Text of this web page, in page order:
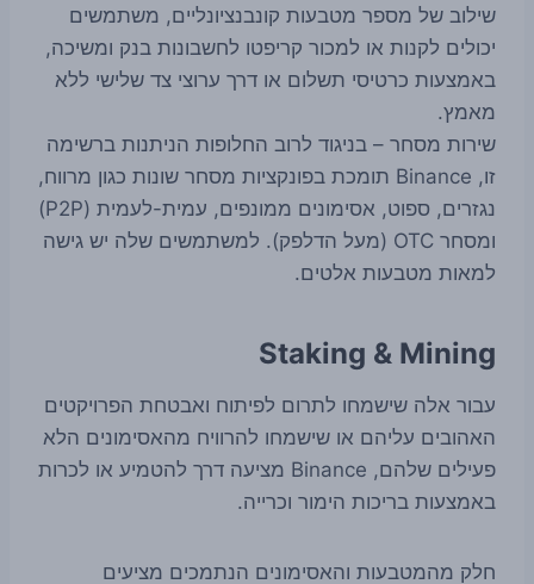
שילוב של מספר מטבעות קונבנציונליים, משתמשים
יכולים לקנות או למכור קריפטו לחשבונות בנק ומשיכה,
באמצעות כרטיסי תשלום או דרך ערוצי צד שלישי ללא
מאמץ.
שירות מסחר – בניגוד לרוב החלופות הניתנות ברשימה
זו, Binance תומכת בפונקציות מסחר שונות כגון מרווח,
נגזרים, ספוט, אסימונים ממונפים, עמית-לעמית (P2P)
ומסחר OTC (מעל הדלפק). למשתמשים שלה יש גישה
למאות מטבעות אלטים.
Staking & Mining
עבור אלה שישמחו לתרום לפיתוח ואבטחת הפרויקטים
האהובים עליהם או שישמחו להרוויח מהאסימונים הלא
פעילים שלהם, Binance מציעה דרך להטמיע או לכרות
באמצעות בריכות הימור וכרייה.
חלק מהמטבעות והאסימונים הנתמכים מציעים